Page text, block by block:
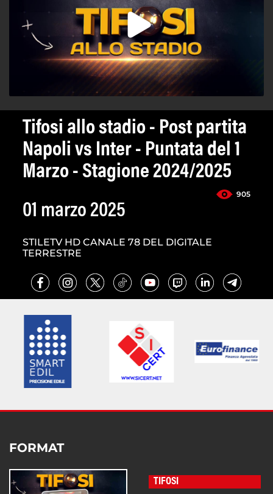
Tifosi allo stadio - Post partita
Napoli vs Inter - Puntata del 1
Marzo - Stagione 2024/2025
905
01 marzo 2025
STILETV HD CANALE 78 DEL DIGITALE
TERRESTRE
FORMAT
TIFOSI